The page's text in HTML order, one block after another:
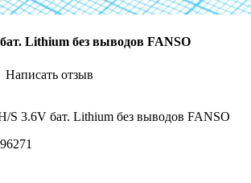
Lithium без выводов FANSO
Написать отзыв
S 3.6V бат. Lithium без выводов FANSO